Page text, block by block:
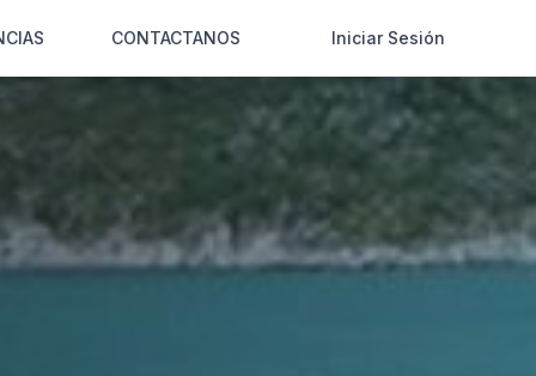
CONTACTANOS Iniciar Sesión